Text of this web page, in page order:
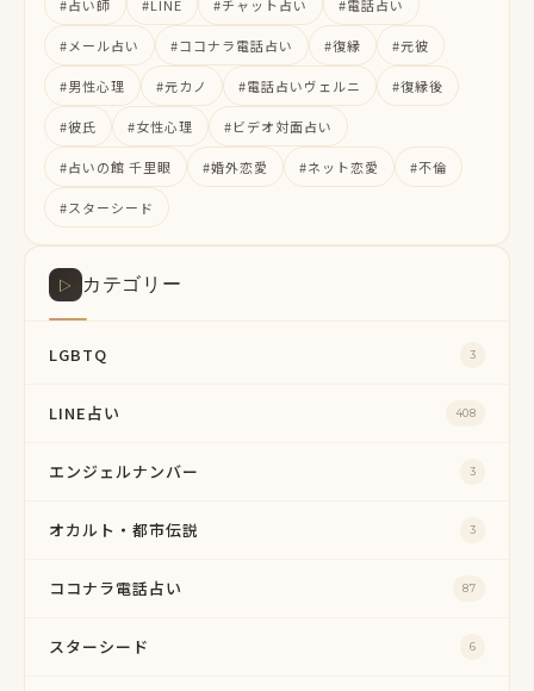
#占い師 #LINE #チャット占い #電話占い
#メール占い #ココナラ電話占い #復縁 #元彼
#男性心理 #元カノ #電話占いヴェルニ #復縁後
#彼氏 #女性心理 #ビデオ対面占い
#占いの館 千里眼 #婚外恋愛 #ネット恋愛 #不倫
#スターシード
▷ カテゴリー
LGBTQ 3
LINE占い 408
エンジェルナンバー 3
オカルト・都市伝説 3
ココナラ電話占い 87
スターシード 6